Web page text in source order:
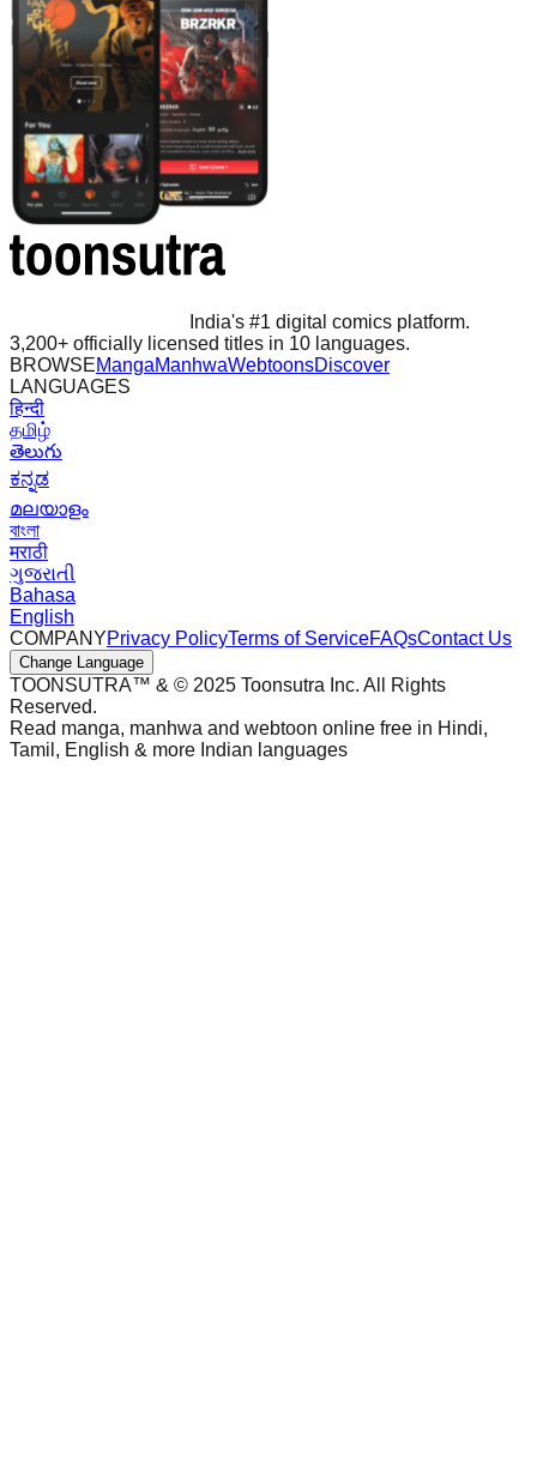
India's #1 digital comics platform.
3,200+ officially licensed titles in 10 languages.
BROWSEMangaManhwaWebtoonsDiscover
LANGUAGES
हिन्दी
தமிழ்
తెలుగు
ಕನ್ನಡ
മലയാളം
বাংলা
मराठी
ગુજરાતી
Bahasa
English
COMPANYPrivacy PolicyTerms of ServiceFAQsContact Us
Change Language
TOONSUTRA™ & © 2025 Toonsutra Inc. All Rights
Reserved.
Read manga, manhwa and webtoon online free in Hindi,
Tamil, English & more Indian languages